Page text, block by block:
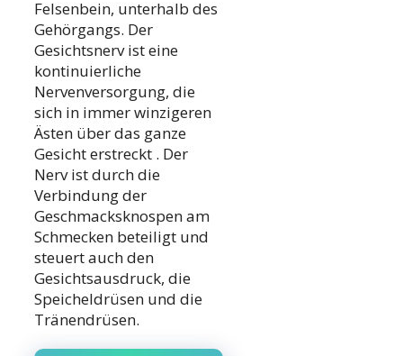
Felsenbein, unterhalb des
Gehörgangs. Der
Gesichtsnerv ist eine
kontinuierliche
Nervenversorgung, die
sich in immer winzigeren
Ästen über das ganze
Gesicht erstreckt . Der
Nerv ist durch die
Verbindung der
Geschmacksknospen am
Schmecken beteiligt und
steuert auch den
Gesichtsausdruck, die
Speicheldrüsen und die
Tränendrüsen.